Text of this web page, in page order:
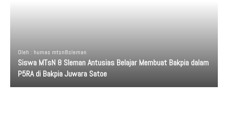
Oleh : humas mtsn8sleman
Siswa MTsN 8 Sleman Antusias Belajar Membuat Bakpia dalam
P5RA di Bakpia Juwara Satoe